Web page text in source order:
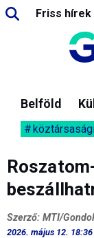
Friss hírek
Belföld
Szerző: MTI/
2026. május 12. 18:36